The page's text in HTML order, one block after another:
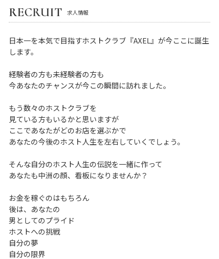
RECRUIT 求人情報
日本一を本気で目指すホストクラブ『AXEL』が今ここに誕生
します。
経験者の方も未経験者の方も
今あなたのチャンスが今この瞬間に訪れました。
もう数々のホストクラブを
見ている方もいるかと思いますが
ここであなたがどのお店を選ぶかで
あなたの今後のホスト人生を左右していくでしょう。
そんな自分のホスト人生の伝説を一緒に作って
あなたも中洲の顔、看板になりませんか？
お金を稼ぐのはもちろん
後は、あなたの
男としてのプライド
ホストへの挑戦
自分の夢
自分の限界